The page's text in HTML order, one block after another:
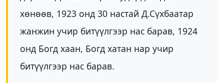
хөнөөв, 1923 онд 30 настай Д.Сүхбаатар
жанжин учир битүүлгээр нас барав, 1924
онд Богд хаан, Богд хатан нар учир
битүүлгээр нас барав.